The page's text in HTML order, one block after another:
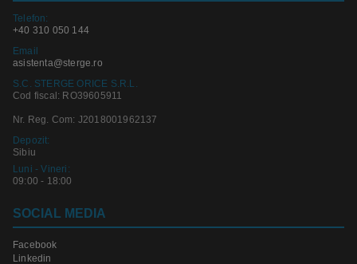
Telefon:
+40 310 050 144
Email
asistenta@sterge.ro
S.C. STERGE ORICE S.R.L.
Cod fiscal: RO39605911
Nr. Reg. Com: J2018001962137
Depozit:
Sibiu
Luni - Vineri:
09:00 - 18:00
SOCIAL MEDIA
Facebook
Linkedin